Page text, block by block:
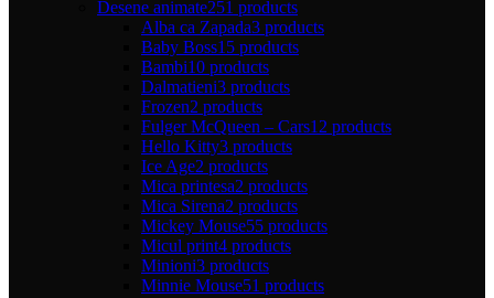
Desene animate251 products
Alba ca Zapada3 products
Baby Boss15 products
Bambi10 products
Dalmatieni3 products
Frozen2 products
Fulger McQueen – Cars12 products
Hello Kitty3 products
Ice Age2 products
Mica printesa2 products
Mica Sirena2 products
Mickey Mouse55 products
Micul print4 products
Minioni3 products
Minnie Mouse51 products